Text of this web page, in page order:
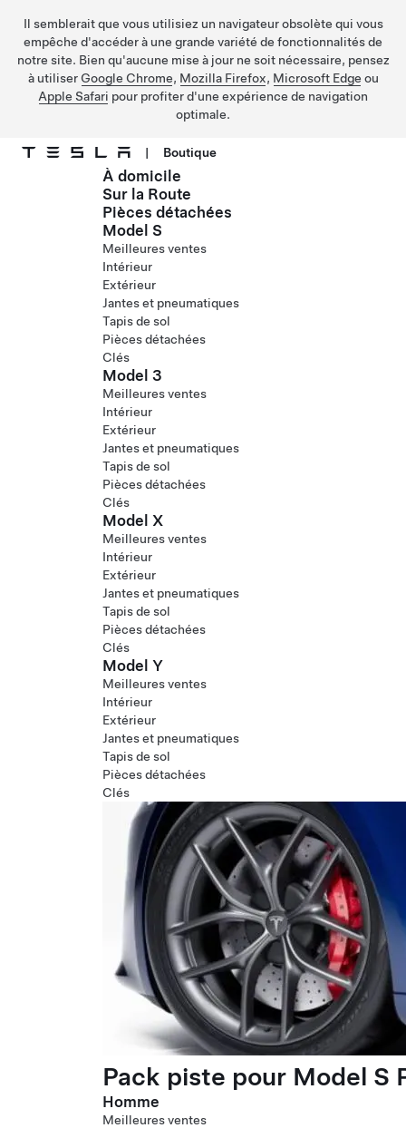
Il semblerait que vous utilisiez un navigateur obsolète qui vous
empêche d'accéder à une grande variété de fonctionnalités de
notre site. Bien qu'aucune mise à jour ne soit nécessaire, pensez
à utiliser Google Chrome, Mozilla Firefox, Microsoft Edge ou
Apple Safari pour profiter d'une expérience de navigation
optimale.
Passer au contenu principal
| Boutique
À domicile
Sur la Route
Pièces détachées
Model S
Meilleures ventes
Intérieur
Extérieur
Jantes et pneumatiques
Tapis de sol
Pièces détachées
Clés
Model 3
Meilleures ventes
Intérieur
Extérieur
Jantes et pneumatiques
Tapis de sol
Pièces détachées
Clés
Model X
Meilleures ventes
Intérieur
Extérieur
Jantes et pneumatiques
Tapis de sol
Pièces détachées
Clés
Model Y
Meilleures ventes
Intérieur
Extérieur
Jantes et pneumatiques
Tapis de sol
Pièces détachées
Clés
Pack piste pour Model S
Homme
Meilleures ventes